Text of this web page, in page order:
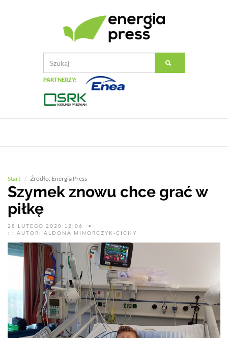
PARTNERZY:
Start Źródło: Energia Press
Szymek znowu chce grać w
piłkę
28 LUTEGO 2020 12:06
: : AUTOR: ALDONA MINORCZYK-CICHY